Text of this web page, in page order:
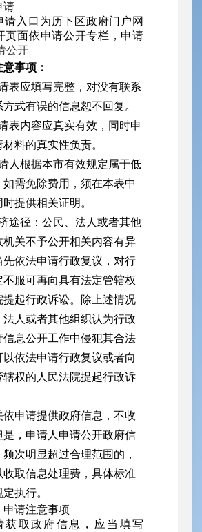
请
请入口为历下区政府门户网
页面依申请公开专栏，申请
公开
事项：
表应填写完整，对没有联系
式有误的信息恕不回复。
表内容应真实有效，同时申
料的真实性负责。
人根据本市有效规定属于低
如需免除费用，须在本表中
提供相关证明。
途径：公民、法人或者其他
机关不予公开相关内容有异
先依法申请行政复议，对行
不服可再向具有法定管辖权
提起行政诉讼。除上述情况
法人或者其他组织认为行政
信息公开工作中侵犯其合法
以依法申请行政复议或者向
辖权的人民法院提起行政诉
依申请提供政府信息，不收
是，申请人申请公开政府信
次明显超过合理范围的，
收取信息处理费，具体标准
执行。
申请注意事项
获取政府信息，应当填写